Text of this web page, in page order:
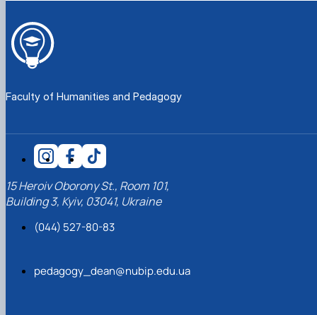
Faculty of Humanities and Pedagogy
15 Heroiv Oborony St., Room 101,
Building 3, Kyiv, 03041, Ukraine
(044) 527-80-83
pedagogy_dean@nubip.edu.ua